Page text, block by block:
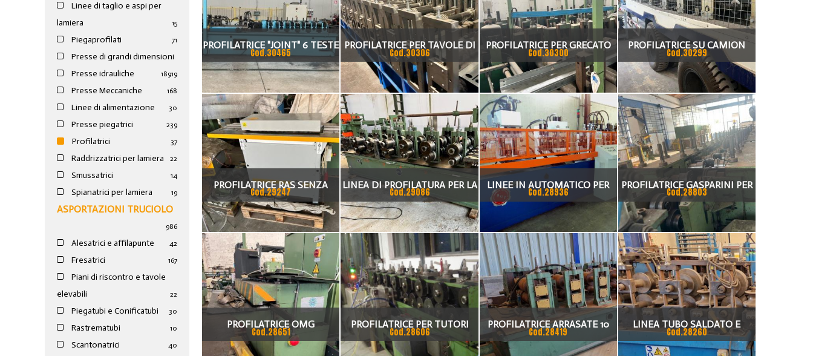
Linee di taglio e aspi per
lamiera
15
Piegaprofilati 71
Presse di grandi dimensioni
19
Presse idrauliche 189
Presse Meccaniche 168
Linee di alimentazione 30
Presse piegatrici 239
Profilatrici 37
Raddrizzatrici per lamiera 22
Smussatrici 14
Spianatrici per lamiera 19
ASPORTAZIONI TRUCIOLO
986
Alesatrici e affilapunte 42
Fresatrici 167
Piani di riscontro e tavole
elevabili
22
Piegatubi e Conificatubi 30
Rastrematubi 10
Scantonatrici 40
PROFILATRICE "JOINT" 6 TESTE
Cod.30465
PROFILATRICE PER TAVOLE DI
PONTEGGI 44 TESTE
Cod.30306
PROFILATRICE PER GRECATO
TECNOPROMEC
Cod.30300
PROFILATRICE SU CAMION
PORTATILE INDIPENDEDENTE,
CON ASPO E GRUPPO
ELETTROGENO
Cod.30299
PROFILATRICE RAS SENZA
RULLI
Cod.29247
LINEA DI PROFILATURA PER LA
PRODUZIONE SERRANDE
OLMA, SEI PASSAGGI ,
COMPLETA DI INTRODUTTORE
E TAGLIO IN CORSA
SPECIFICHE PROD
Cod.29086
LINEE IN AUTOMATICO PER
SOSTEGNI LINEE IN
AUTOMATICO PER FERMA-
NEVE
Cod.28936
PROFILATRICE GASPARINI PER
LA PRODUZIONE DI CANALINE
E COPERCHI PORTACAVI
Cod.28803
PROFILATRICE OMG
Cod.28651
PROFILATRICE PER TUTORI
(ASTINA PORTAPIANTA) 8
Cod.28606
PROFILATRICE ARRASATE 10
PASSAGGI LARGHEZZA UTILE
Cod.28419
LINEA TUBO SALDATO E
GRONDAIA PIEMME
Cod.28260